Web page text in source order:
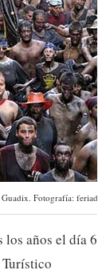
Guadix. Fotografía:
los años el día 6